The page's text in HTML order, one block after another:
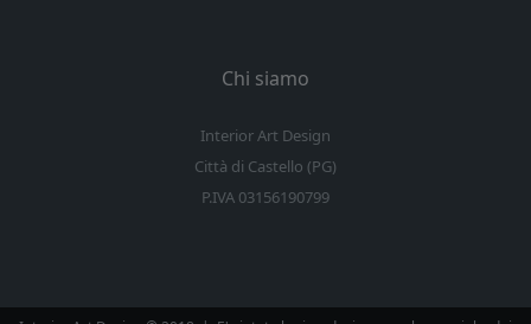
Chi siamo
Interior Art Design
Città di Castello (PG)
P.IVA 03156190799